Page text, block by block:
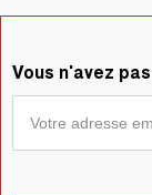
Vous n'avez